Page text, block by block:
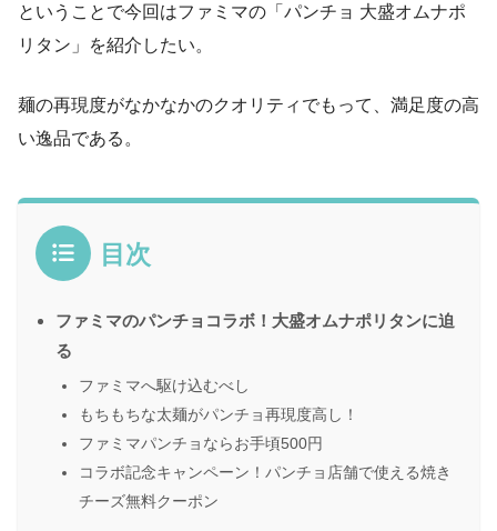
ということで今回はファミマの「パンチョ 大盛オムナポ
リタン」を紹介したい。
麺の再現度がなかなかのクオリティでもって、満足度の高
い逸品である。
目次
ファミマのパンチョコラボ！大盛オムナポリタンに迫
る
ファミマへ駆け込むべし
もちもちな太麺がパンチョ再現度高し！
ファミマパンチョならお手頃500円
コラボ記念キャンペーン！パンチョ店舗で使える焼き
チーズ無料クーポン